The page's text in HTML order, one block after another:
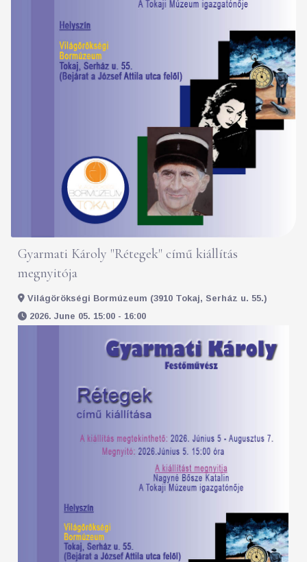
Gyarmati Károly "Rétegek" című kiállítás
megnyitója
Világörökségi Bormúzeum (3910 Tokaj, Serház u. 55.)
2026. June 05. 15:00 - 16:00